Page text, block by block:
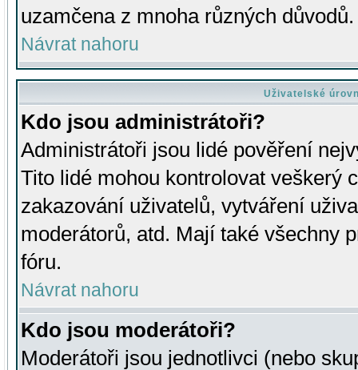
uzamčena z mnoha různých důvodů.
Návrat nahoru
Uživatelské
Kdo jsou administrátoři?
Administrátoři jsou lidé pověření
Tito lidé mohou kontrolovat veškerý
zakazování uživatelů, vytváření
moderátorů, atd. Mají také všechny
fóru.
Návrat nahoru
Kdo jsou moderátoři?
Moderátoři jsou jednotlivci (nebo